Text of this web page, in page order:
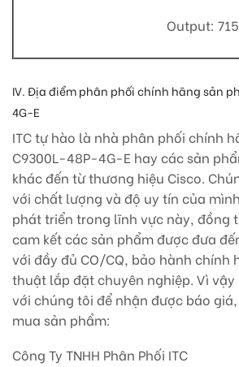
Output:
IV. Địa điểm phân phối chính hãng sản
4G-E
ITC tự hào là nhà phân phối chính
C9300L-48P-4G-E hay các sản
khác đến từ thương hiệu Cisco.
với chất lượng và độ uy tín của
phát triển trong lĩnh vực này, đồng
cam kết các sản phẩm được đưa
với đầy đủ CO/CQ, bảo hành chính
thuật lắp đặt chuyên nghiệp. Vì vậy
với chúng tôi để nhận được báo
mua sản phẩm:
Công Ty TNHH Phân Phối ITC